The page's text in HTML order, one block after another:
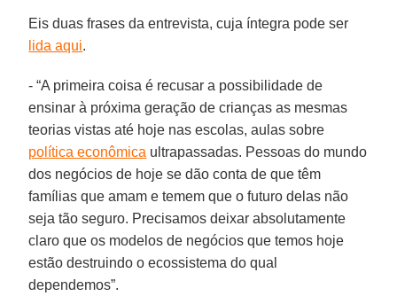
Eis duas frases da entrevista, cuja íntegra pode ser
lida aqui.
- “A primeira coisa é recusar a possibilidade de
ensinar à próxima geração de crianças as mesmas
teorias vistas até hoje nas escolas, aulas sobre
política econômica ultrapassadas. Pessoas do mundo
dos negócios de hoje se dão conta de que têm
famílias que amam e temem que o futuro delas não
seja tão seguro. Precisamos deixar absolutamente
claro que os modelos de negócios que temos hoje
estão destruindo o ecossistema do qual
dependemos”.